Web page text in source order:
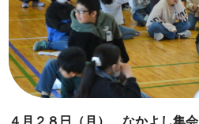
４月２８日（月） なかよし集会